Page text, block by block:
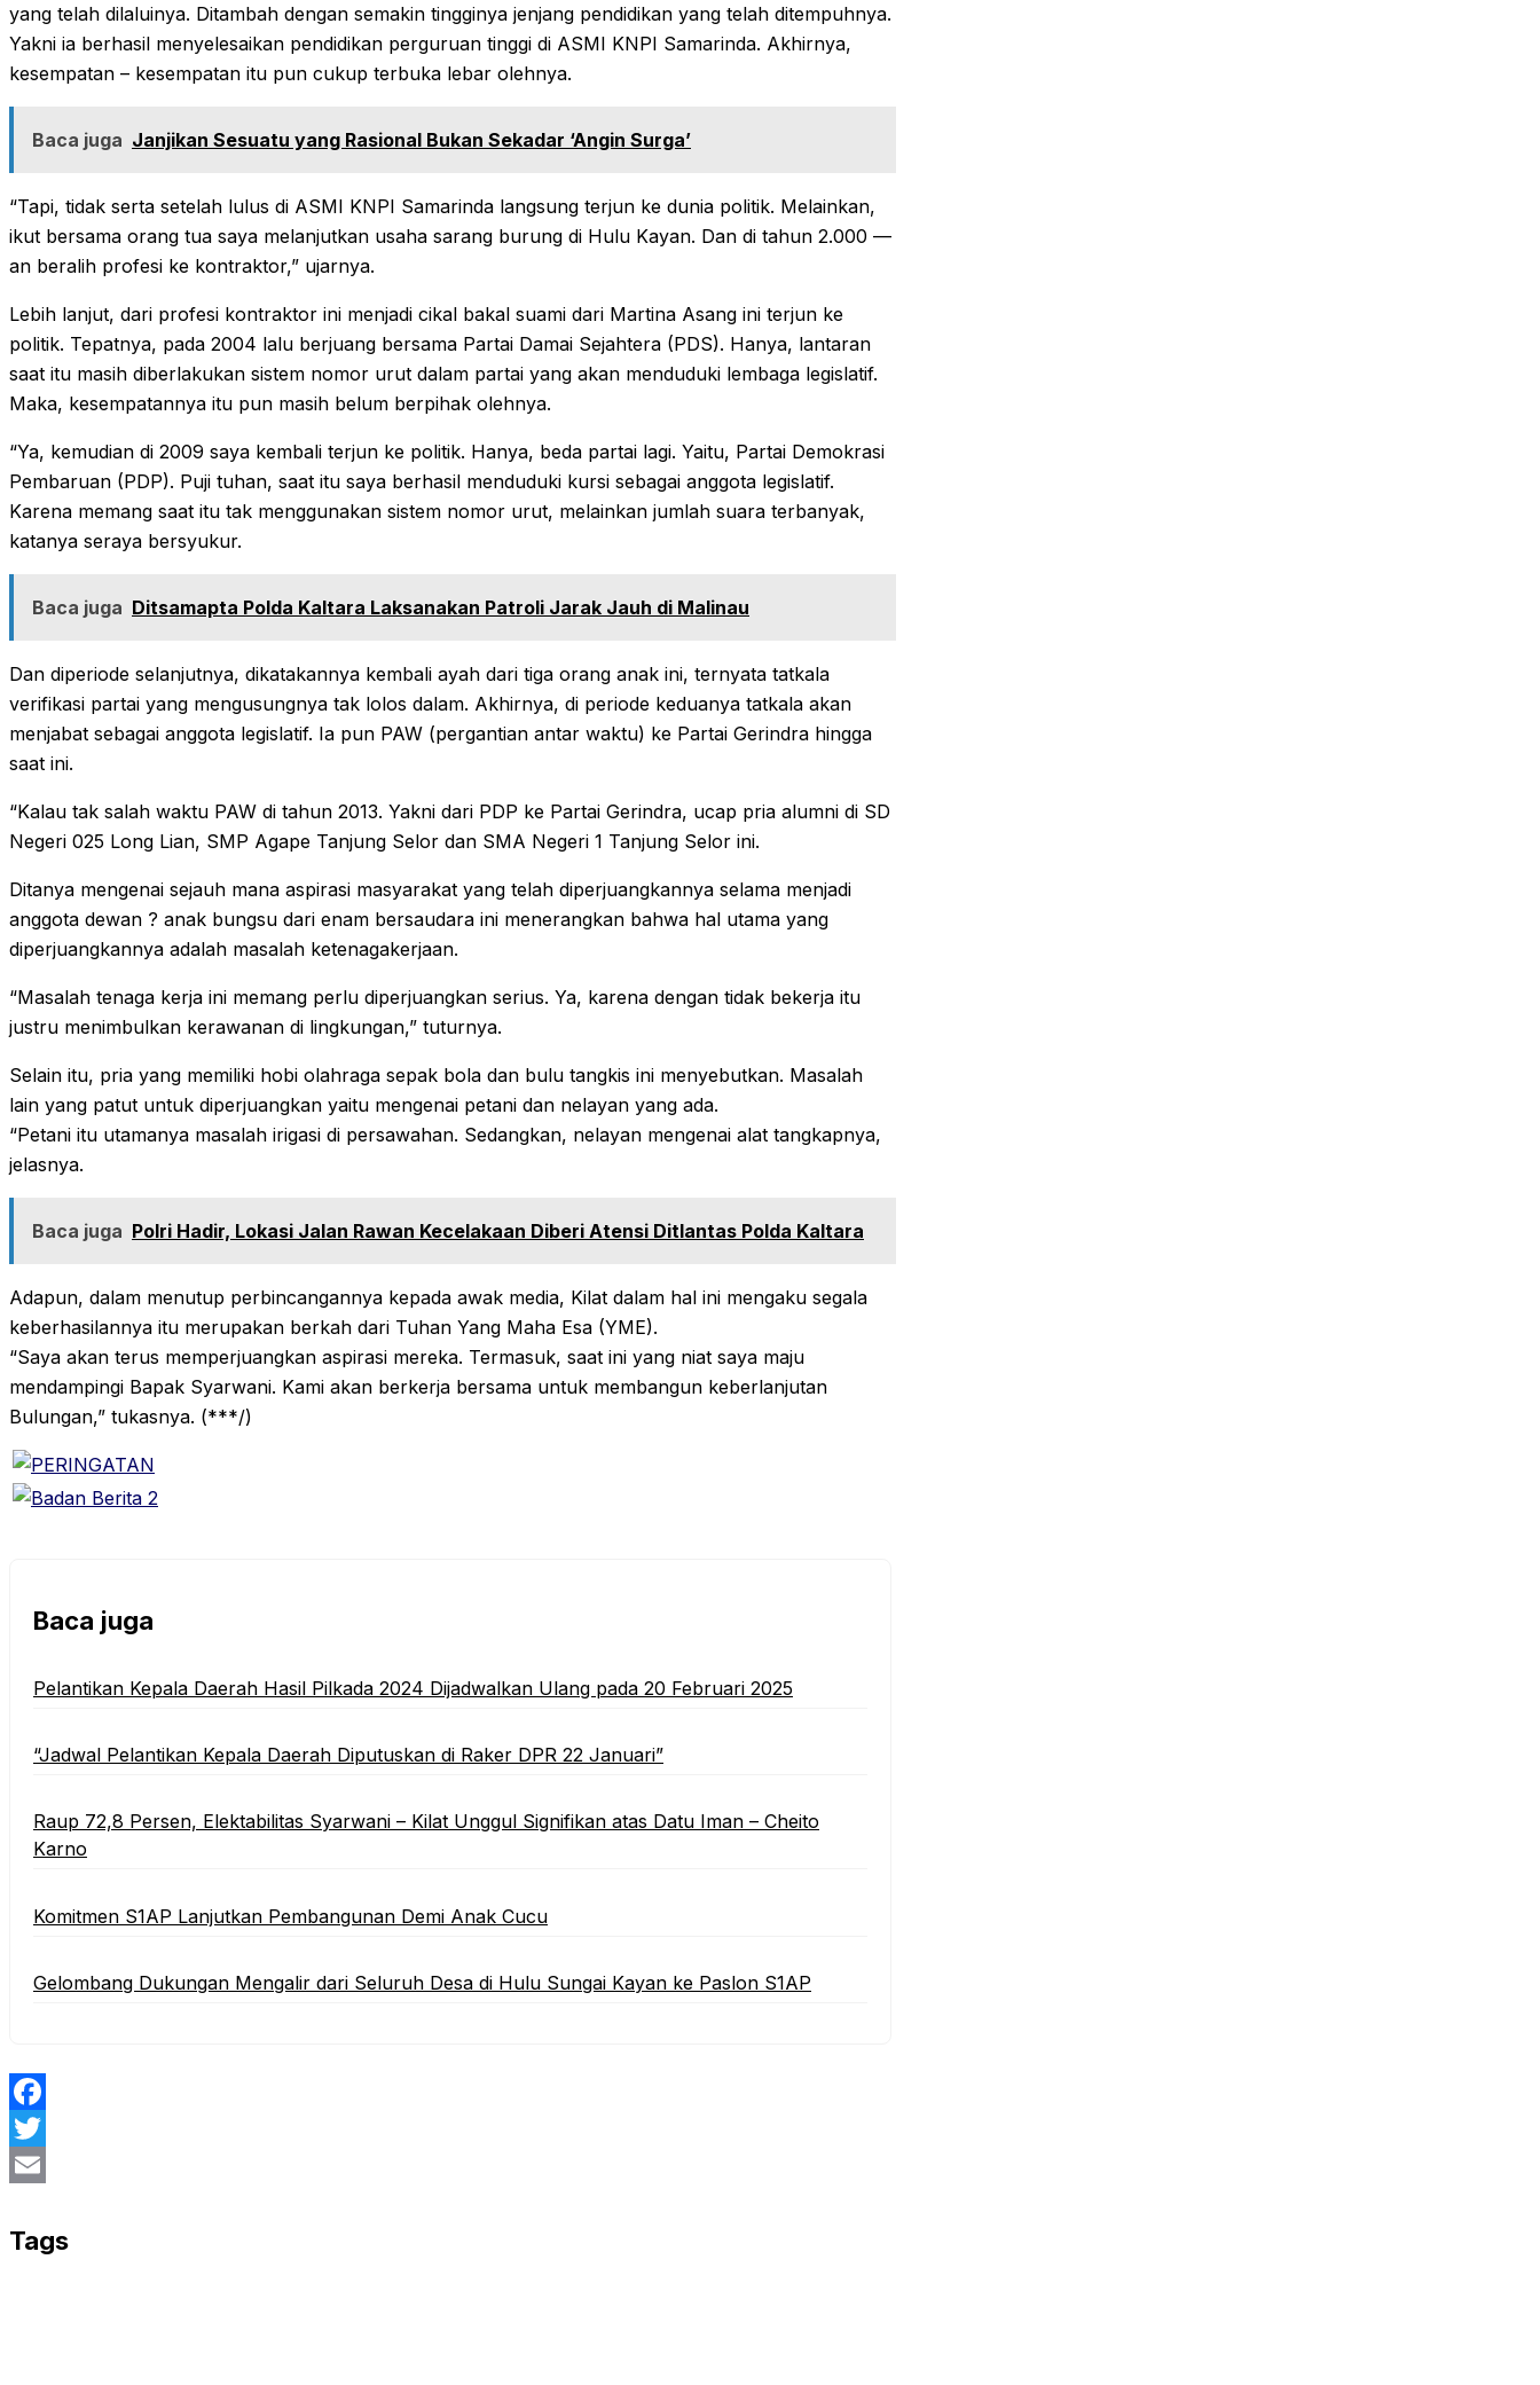
yang telah dilaluinya. Ditambah dengan semakin tingginya jenjang pendidikan yang telah ditempuhnya.
Yakni ia berhasil menyelesaikan pendidikan perguruan tinggi di ASMI KNPI Samarinda. Akhirnya,
kesempatan – kesempatan itu pun cukup terbuka lebar olehnya.
Baca juga Janjikan Sesuatu yang Rasional Bukan Sekadar ‘Angin Surga’
“Tapi, tidak serta setelah lulus di ASMI KNPI Samarinda langsung terjun ke dunia politik. Melainkan,
ikut bersama orang tua saya melanjutkan usaha sarang burung di Hulu Kayan. Dan di tahun 2.000 —
an beralih profesi ke kontraktor,” ujarnya.
Lebih lanjut, dari profesi kontraktor ini menjadi cikal bakal suami dari Martina Asang ini terjun ke
politik. Tepatnya, pada 2004 lalu berjuang bersama Partai Damai Sejahtera (PDS). Hanya, lantaran
saat itu masih diberlakukan sistem nomor urut dalam partai yang akan menduduki lembaga legislatif.
Maka, kesempatannya itu pun masih belum berpihak olehnya.
“Ya, kemudian di 2009 saya kembali terjun ke politik. Hanya, beda partai lagi. Yaitu, Partai Demokrasi
Pembaruan (PDP). Puji tuhan, saat itu saya berhasil menduduki kursi sebagai anggota legislatif.
Karena memang saat itu tak menggunakan sistem nomor urut, melainkan jumlah suara terbanyak,
katanya seraya bersyukur.
Baca juga Ditsamapta Polda Kaltara Laksanakan Patroli Jarak Jauh di Malinau
Dan diperiode selanjutnya, dikatakannya kembali ayah dari tiga orang anak ini, ternyata tatkala
verifikasi partai yang mengusungnya tak lolos dalam. Akhirnya, di periode keduanya tatkala akan
menjabat sebagai anggota legislatif. Ia pun PAW (pergantian antar waktu) ke Partai Gerindra hingga
saat ini.
“Kalau tak salah waktu PAW di tahun 2013. Yakni dari PDP ke Partai Gerindra, ucap pria alumni di SD
Negeri 025 Long Lian, SMP Agape Tanjung Selor dan SMA Negeri 1 Tanjung Selor ini.
Ditanya mengenai sejauh mana aspirasi masyarakat yang telah diperjuangkannya selama menjadi
anggota dewan ? anak bungsu dari enam bersaudara ini menerangkan bahwa hal utama yang
diperjuangkannya adalah masalah ketenagakerjaan.
“Masalah tenaga kerja ini memang perlu diperjuangkan serius. Ya, karena dengan tidak bekerja itu
justru menimbulkan kerawanan di lingkungan,” tuturnya.
Selain itu, pria yang memiliki hobi olahraga sepak bola dan bulu tangkis ini menyebutkan. Masalah
lain yang patut untuk diperjuangkan yaitu mengenai petani dan nelayan yang ada.
“Petani itu utamanya masalah irigasi di persawahan. Sedangkan, nelayan mengenai alat tangkapnya,
jelasnya.
Baca juga Polri Hadir, Lokasi Jalan Rawan Kecelakaan Diberi Atensi Ditlantas Polda Kaltara
Adapun, dalam menutup perbincangannya kepada awak media, Kilat dalam hal ini mengaku segala
keberhasilannya itu merupakan berkah dari Tuhan Yang Maha Esa (YME).
“Saya akan terus memperjuangkan aspirasi mereka. Termasuk, saat ini yang niat saya maju
mendampingi Bapak Syarwani. Kami akan berkerja bersama untuk membangun keberlanjutan
Bulungan,” tukasnya. (***/)
Baca juga
Pelantikan Kepala Daerah Hasil Pilkada 2024 Dijadwalkan Ulang pada 20 Februari 2025
“Jadwal Pelantikan Kepala Daerah Diputuskan di Raker DPR 22 Januari”
Raup 72,8 Persen, Elektabilitas Syarwani – Kilat Unggul Signifikan atas Datu Iman – Cheito
Karno
Komitmen S1AP Lanjutkan Pembangunan Demi Anak Cucu
Gelombang Dukungan Mengalir dari Seluruh Desa di Hulu Sungai Kayan ke Paslon S1AP
Facebook
Twitter
Tags